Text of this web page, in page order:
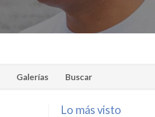
Galerías Buscar
Lo más visto